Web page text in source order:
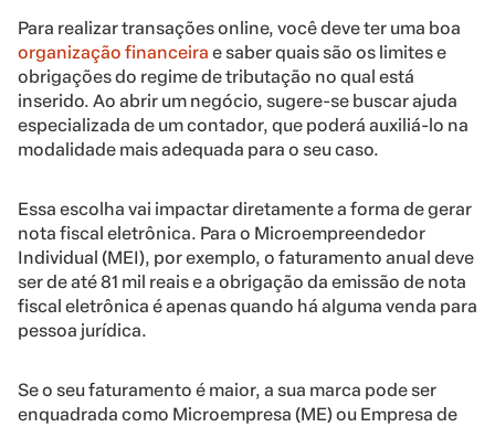
Para realizar transações online, você deve ter uma boa
organização financeira e saber quais são os limites e
obrigações do regime de tributação no qual está
inserido. Ao abrir um negócio, sugere-se buscar ajuda
especializada de um contador, que poderá auxiliá-lo na
modalidade mais adequada para o seu caso.
Essa escolha vai impactar diretamente a forma de gerar
nota fiscal eletrônica. Para o Microempreendedor
Individual (MEI), por exemplo, o faturamento anual deve
ser de até 81 mil reais e a obrigação da emissão de nota
fiscal eletrônica é apenas quando há alguma venda para
pessoa jurídica.
Se o seu faturamento é maior, a sua marca pode ser
enquadrada como Microempresa (ME) ou Empresa de